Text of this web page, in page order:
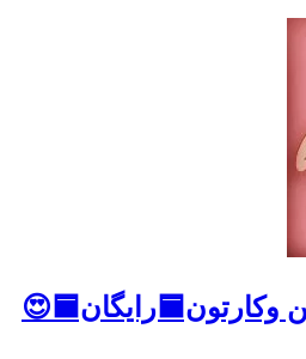
وکارتون🟦رایگان🟦😍